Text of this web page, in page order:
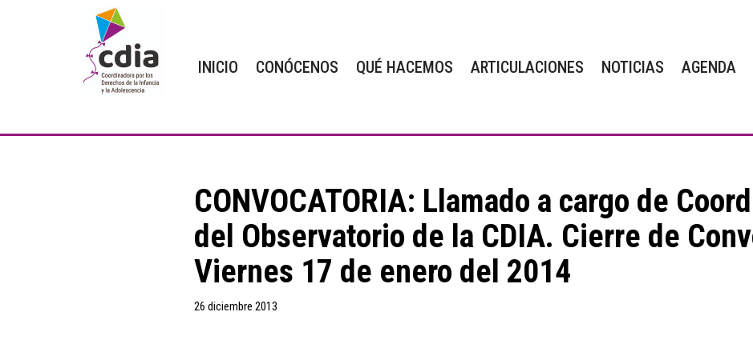
INICIO CONÓCENOS QUÉ HACEMOS ARTICULACIONES NOTICIAS AGENDA
CONVOCATORIA: Llamado a cargo de
del Observatorio de la CDIA. Cierre de
Viernes 17 de enero del 2014
26 diciembre 2013